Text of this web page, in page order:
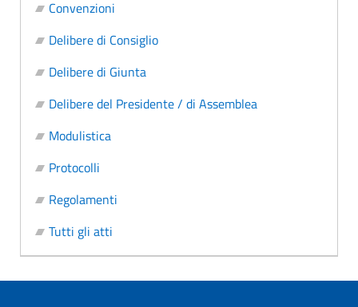
Convenzioni
Delibere di Consiglio
Delibere di Giunta
Delibere del Presidente / di Assemblea
Modulistica
Protocolli
Regolamenti
Tutti gli atti